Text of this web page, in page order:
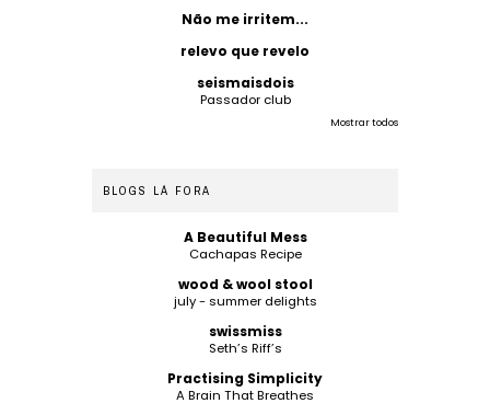
Não me irritem...
relevo que revelo
seismaisdois
Passador club
Mostrar todos
BLOGS LÁ FORA
A Beautiful Mess
Cachapas Recipe
wood & wool stool
july - summer delights
swissmiss
Seth’s Riff’s
Practising Simplicity
A Brain That Breathes